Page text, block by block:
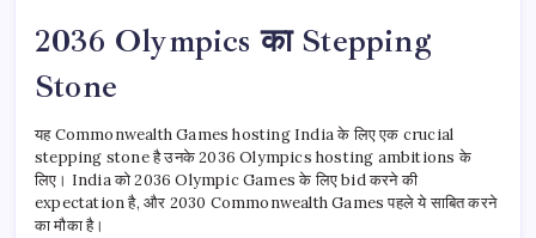
2036 Olympics का Stepping
Stone
यह Commonwealth Games hosting India के लिए एक crucial
stepping stone है उनके 2036 Olympics hosting ambitions के
लिए। India को 2036 Olympic Games के लिए bid करने की
expectation है, और 2030 Commonwealth Games पहले ये साबित करने
का मौका है।